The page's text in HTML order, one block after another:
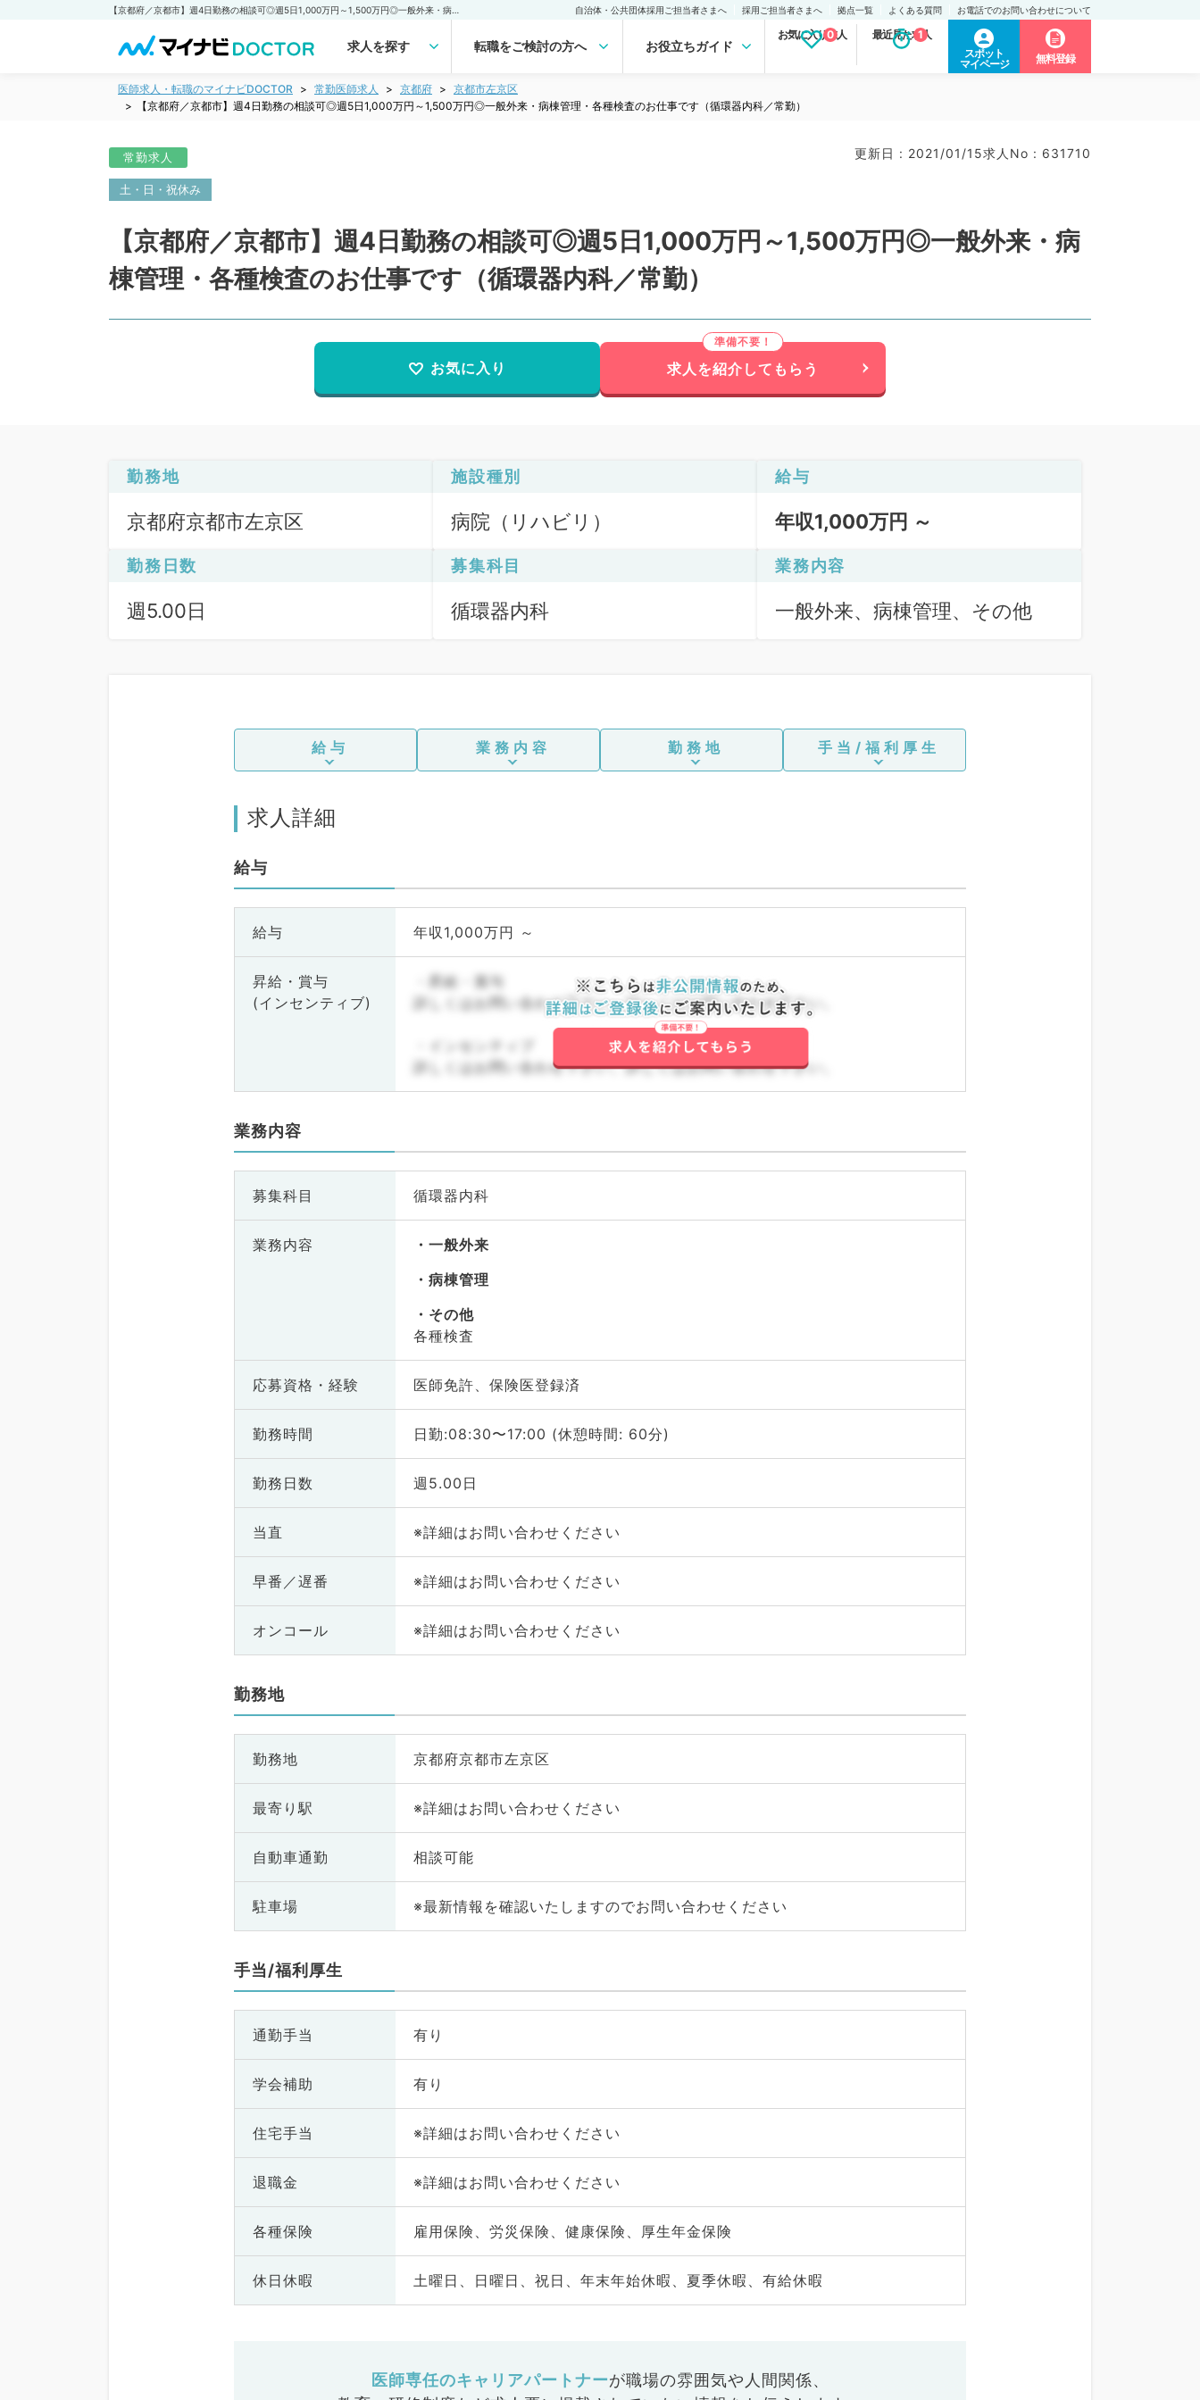
自治体・公共団体採用ご担当者さまへ 採用ご担当者さまへ 拠点一覧 よくある質問 お電話でのお問い合わせについて
求人を探す 転職をご検討の方へ お役立ちガイド
お気に入り求人
0 最近見た求人
1
スポット
マイページ
無料登録
医師求人・転職のマイナビDOCTOR 常勤医師求人 京都府
京都市左京区
【京都府／京都市】週4日勤務の相談可◎週5日1,000万円～1,500万円◎一般外来・病棟管理・各種検査のお仕事です（循環器内科／常勤）
常勤求人 更新日 : 2021/01/15求人No : 631710
土・日・祝休み
【京都府／京都市】週4日勤務の相談可◎週5日1,000万円～1,500万円◎一般外来・病
棟管理・各種検査のお仕事です（循環器内科／常勤）
お気に入り 求人を紹介してもらう
勤務地
京都府京都市左京区
施設種別
病院（リハビリ）
給与
年収1,000万円 ～
勤務日数
週5.00日
募集科目
循環器内科
業務内容
一般外来、病棟管理、その他
給与 業務内容 勤務地 手当/福利厚生
求人詳細
給与
給与 年収1,000万円 ～
昇給・賞与
(インセンティブ)
・昇給・賞与
詳しくはお問い合わせ下さい。詳しくはお問い合わせ下さい。
・インセンティブ
詳しくはお問い合わせ下さい。詳しくはお問い合わせ下さい。
業務内容
募集科目 循環器内科
業務内容
一般外来
病棟管理
その他
各種検査
応募資格・ 経験 医師免許、保険医登録済
勤務時間 日勤:08:30〜17:00 (休憩時間: 60分)
勤務日数 週5.00日
当直 ※詳細はお問い合わせください
早番／遅番 ※詳細はお問い合わせください
オンコール ※詳細はお問い合わせください
勤務地
勤務地 京都府京都市左京区
最寄り駅 ※詳細はお問い合わせください
自動車通勤 相談可能
駐車場 ※最新情報を確認いたしますのでお問い合わせください
手当/福利厚生
通勤手当 有り
学会補助 有り
住宅手当 ※詳細はお問い合わせください
退職金 ※詳細はお問い合わせください
各種保険 雇用保険、労災保険、健康保険、厚生年金保険
休日休暇 土曜日、日曜日、祝日、年末年始休暇、夏季休暇、有給休暇
医師専任のキャリアパートナーが職場の雰囲気や人間関係、